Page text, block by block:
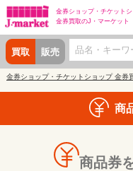
金券ショップ・ チケット
金券買取のJ・マーケット
買取 販売
金券ショップ・チケットショップ 金券
商
商品券